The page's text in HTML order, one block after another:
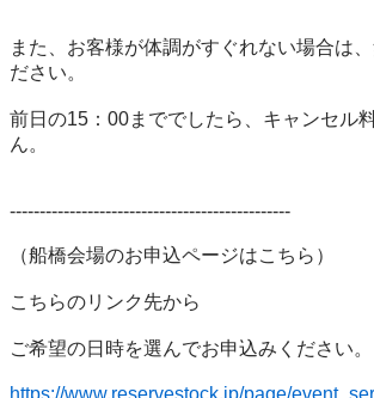
また、お客様が体調がすぐれない場合は
ださい。
前日の15：00まででしたら、キャンセル
ん。
-----------------------------------------------
（船橋会場のお申込ページはこちら）
こちらのリンク先から
ご希望の日時を選んでお申込みください。
https://www.reservestock.jp/page/